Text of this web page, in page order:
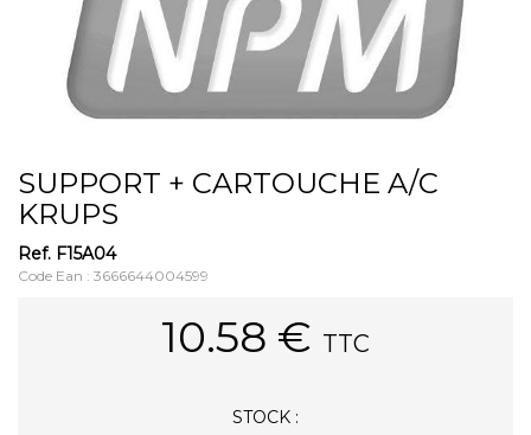
SUPPORT + CARTOUCHE A/C
KRUPS
Ref. F15A04
Code Ean : 3666644004599
10.58 € TTC
STOCK :